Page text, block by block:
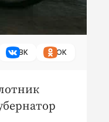
ВК ОК